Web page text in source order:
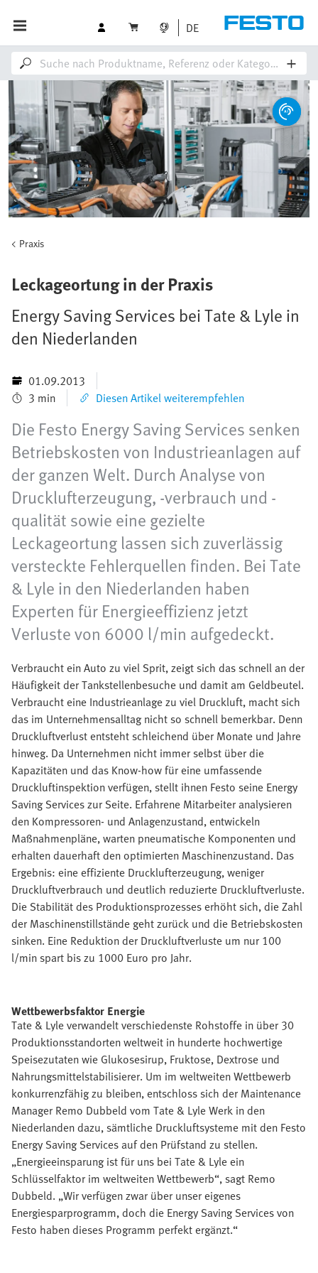
DE
Praxis
Leckageortung in der Praxis
Energy Saving Services bei Tate & Lyle in
den Niederlanden
01.09.2013
3 min
Diesen Artikel weiterempfehlen
Die Festo Energy Saving Services senken
Betriebskosten von Industrieanlagen auf
der ganzen Welt. Durch Analyse von
Drucklufterzeugung, -verbrauch und -
qualität sowie eine gezielte
Leckageortung lassen sich zuverlässig
versteckte Fehlerquellen finden. Bei Tate
& Lyle in den Niederlanden haben
Experten für Energieeffizienz jetzt
Verluste von 6000 l/min aufgedeckt.
Verbraucht ein Auto zu viel Sprit, zeigt sich das schnell an der
Häufigkeit der Tankstellenbesuche und damit am Geldbeutel.
Verbraucht eine Industrieanlage zu viel Druckluft, macht sich
das im Unternehmensalltag nicht so schnell bemerkbar. Denn
Druckluftverlust entsteht schleichend über Monate und Jahre
hinweg. Da Unternehmen nicht immer selbst über die
Kapazitäten und das Know-how für eine umfassende
Druckluftinspektion verfügen, stellt ihnen Festo seine Energy
Saving Services zur Seite. Erfahrene Mitarbeiter analysieren
den Kompressoren- und Anlagenzustand, entwickeln
Maßnahmenpläne, warten pneumatische Komponenten und
erhalten dauerhaft den optimierten Maschinenzustand. Das
Ergebnis: eine effiziente Drucklufterzeugung, weniger
Druckluftverbrauch und deutlich reduzierte Druckluftverluste.
Die Stabilität des Produktionsprozesses erhöht sich, die Zahl
der Maschinenstillstände geht zurück und die Betriebskosten
sinken. Eine Reduktion der Druckluftverluste um nur 100
l/min spart bis zu 1000 Euro pro Jahr.
Wettbewerbsfaktor Energie
Tate & Lyle verwandelt verschiedenste Rohstoffe in über 30
Produktionsstandorten weltweit in hunderte hochwertige
Speisezutaten wie Glukosesirup, Fruktose, Dextrose und
Nahrungsmittelstabilisierer. Um im weltweiten Wettbewerb
konkurrenzfähig zu bleiben, entschloss sich der Maintenance
Manager Remo Dubbeld vom Tate & Lyle Werk in den
Niederlanden dazu, sämtliche Druckluftsysteme mit den Festo
Energy Saving Services auf den Prüfstand zu stellen.
„Energieeinsparung ist für uns bei Tate & Lyle ein
Schlüsselfaktor im weltweiten Wettbewerb“, sagt Remo
Dubbeld. „Wir verfügen zwar über unser eigenes
Energiesparprogramm, doch die Energy Saving Services von
Festo haben dieses Programm perfekt ergänzt.“